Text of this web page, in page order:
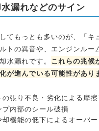
漏れなどのサイン
てもっとも多いのが、「キ
トの異音や、エンジンルー
水漏れです。 これらの兆候
が進んでいる可能性があり
張り不良・劣化による摩
内部のシール破損
機能の低下によるオーバ